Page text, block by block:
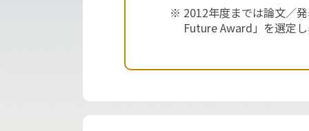
2012年度までは論文／
Future Award」を選定